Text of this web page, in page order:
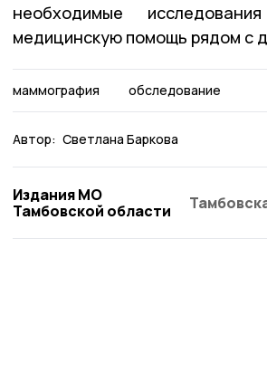
необходимые
медицинскую помощь рядом с
маммография обследование
Автор: Светлана Баркова
Издания МО
Тамбовской области